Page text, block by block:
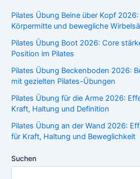
Pilates Übung Beine über Kopf
Körpermitte und bewegliche
Pilates Übung Boot 2026: Core
Position im Pilates
Pilates Übung Beckenboden 2026:
mit gezielten Pilates-Übungen
Pilates Übung für die Arme 2026:
Kraft, Haltung und Definition
Pilates Übung an der Wand 2026:
für Kraft, Haltung und Beweglichkeit
Suchen